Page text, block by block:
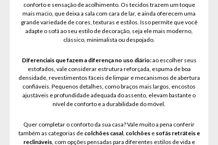
conforto e sensação de acolhimento. Os tecidos trazem um toque
mais macio, que deixa a sala com cara de lar, e ainda oferecem uma
grande variedade de cores, texturas e estilos. Isso permite que você
adapte o sofá ao seu estilo de decoração, seja ele mais moderno,
clássico, minimalista ou despojado.
Diferenciais que fazem a diferença no uso diário:ao escolher seus
estofados, vale considerar estrutura reforçada, espuma de boa
densidade, revestimentos fáceis de limpar e mecanismos de abertura
confiáveis. Pequenos detalhes, como braços mais largos, encostos
ajustáveis e profundidade adequada do assento, elevam bastante o
nível de conforto e a durabilidade do móvel.
Quer completar o conforto da sua casa? Vale muito a pena conferir
também as categorias de colchões casal, colchõese sofás retráteis e
reclináveis, com opções pensadas para diferentes estilos de vida e